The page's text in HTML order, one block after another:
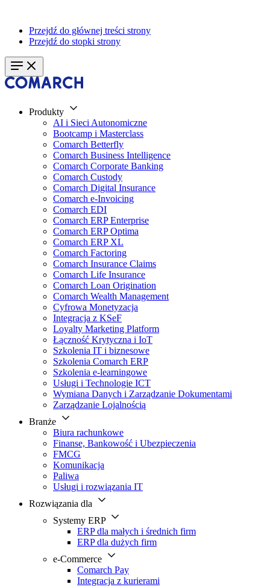
Przejdź do głównej treści strony
Przejdź do stopki strony
Produkty
AI i Sieci Autonomiczne
Bootcamp i Masterclass
Comarch Betterfly
Comarch Business Intelligence
Comarch Corporate Banking
Comarch Custody
Comarch Digital Insurance
Comarch e-Invoicing
Comarch EDI
Comarch ERP Enterprise
Comarch ERP Optima
Comarch ERP XL
Comarch Factoring
Comarch Insurance Claims
Comarch Life Insurance
Comarch Loan Origination
Comarch Wealth Management
Cyfrowa Monetyzacja
Integracja z KSeF
Loyalty Marketing Platform
Łączność Krytyczna i IoT
Szkolenia IT i biznesowe
Szkolenia Comarch ERP
Szkolenia e-learningowe
Usługi i Technologie ICT
Wymiana Danych i Zarządzanie Dokumentami
Zarządzanie Lojalnością
Branże
Biura rachunkowe
Finanse, Bankowość i Ubezpieczenia
FMCG
Komunikacja
Paliwa
Usługi i rozwiązania IT
Rozwiązania dla
Systemy ERP
ERP dla małych i średnich firm
ERP dla dużych firm
e-Commerce
Comarch Pay
Integracja z kurierami